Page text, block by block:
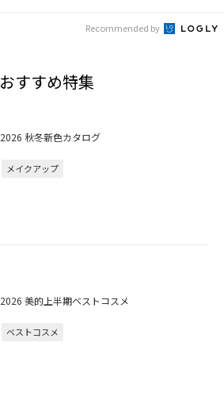
Recommended by
おすすめ特集
2026 秋冬新色カタログ
メイクアップ
2026 美的上半期ベストコスメ
ベストコスメ